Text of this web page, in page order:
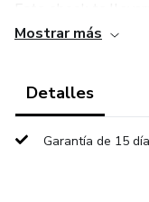
tecnicismos ni
no tengas ninguna.
✅ Construir una
Mostrar más
Detalles
Garantía de 15